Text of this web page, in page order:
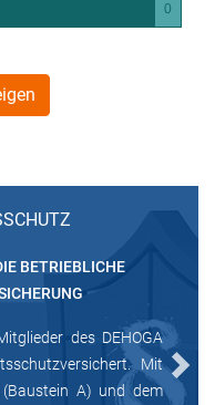
0
BETRIEBLICHE
des DEHOGA
Mit
(Baustein A) und dem
Next